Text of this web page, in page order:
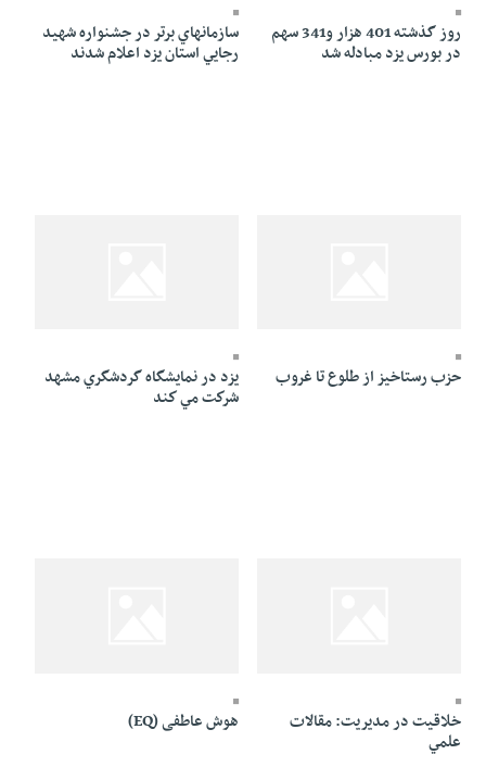
روز گذشته 401 هزار و341 سهم
در بورس يزد مبادله شد
سازمانهاي برتر در جشنواره شهيد
رجايي استان يزد اعلام شدند
حزب رستاخيز از طلوع تا غروب يزد در نمايشگاه گردشگري مشهد
شركت مي كند
خلاقيت در مديريت: مقالات
علمي
هوش عاطفی (EQ)